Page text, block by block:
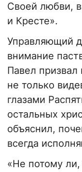
Своей любви,
и Кресте».
Управляющий
внимание
Павел
не только
глазами
остальных
объяснил,
всегда
«Не потому